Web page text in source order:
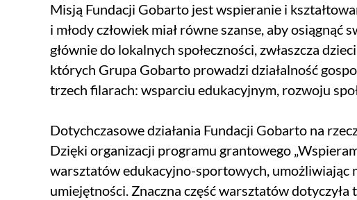
Misją Fundacji Gobarto jest wspieranie i
i młody człowiek miał równe szanse, aby osiągnąć
głównie do lokalnych społeczności, zwłaszcza
których Grupa Gobarto prowadzi działalność
trzech filarach: wsparciu edukacyjnym, rozwoju
Dotychczasowe działania Fundacji Gobarto na
Dzięki organizacji programu grantowego
warsztatów edukacyjno-sportowych, umożliwiając
umiejętności. Znaczna część warsztatów